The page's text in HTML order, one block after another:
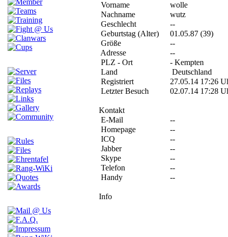
Vorname
wolle
Nachname
wutz
Geschlecht
--
Geburtstag (Alter)
01.05.87 (39)
Größe
--
Adresse
--
PLZ - Ort
- Kempten
Land
Deutschland
Registriert
27.05.14 17:26
Letzter Besuch
02.07.14 17:28
Kontakt
E-Mail
--
Homepage
--
ICQ
--
Jabber
--
Skype
--
Telefon
--
Handy
--
Info